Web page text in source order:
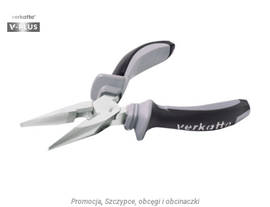
Promocja, Szczypce, obcęgi i obcinaczki